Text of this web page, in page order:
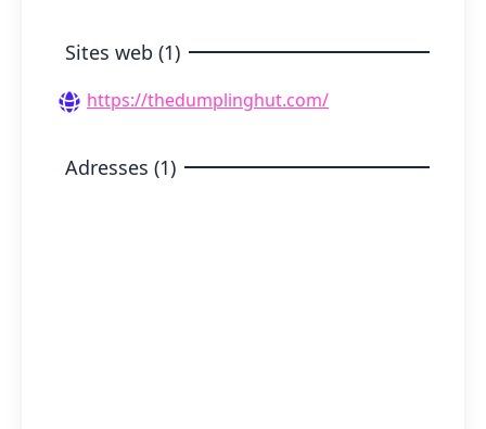
Sites web (1)
https://thedumplinghut.com/
Adresses (1)